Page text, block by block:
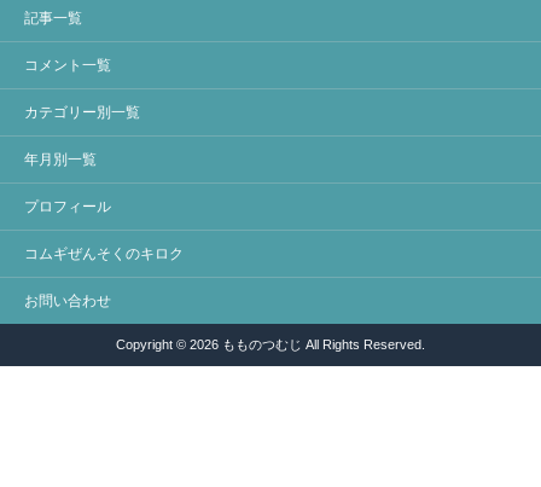
記事一覧
コメント一覧
カテゴリー別一覧
年月別一覧
プロフィール
コムギぜんそくのキロク
お問い合わせ
Copyright © 2026 もものつむじ All Rights Reserved.